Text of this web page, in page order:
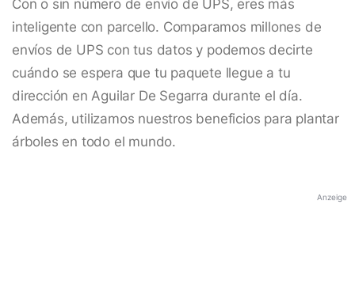
Con o sin número de envío de UPS, eres más
inteligente con parcello. Comparamos millones de
envíos de UPS con tus datos y podemos decirte
cuándo se espera que tu paquete llegue a tu
dirección en Aguilar De Segarra durante el día.
Además, utilizamos nuestros beneficios para plantar
árboles en todo el mundo.
Anzeige